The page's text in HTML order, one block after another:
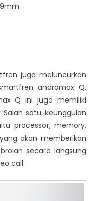
juga meluncurkan
andromax Q.
Q ini juga memiliki
satu keunggulan
processor, memory,
akan memberikan
secara langsung
call.